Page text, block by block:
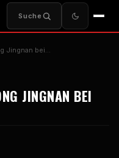
Suche
Jingnan bei…
JINGNAN BEI